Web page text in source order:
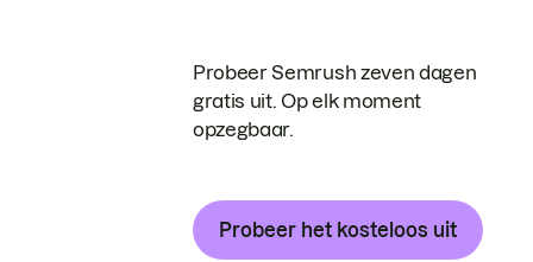
Probeer Semrush zeven dagen
gratis uit. Op elk moment
opzegbaar.
Probeer het kosteloos uit